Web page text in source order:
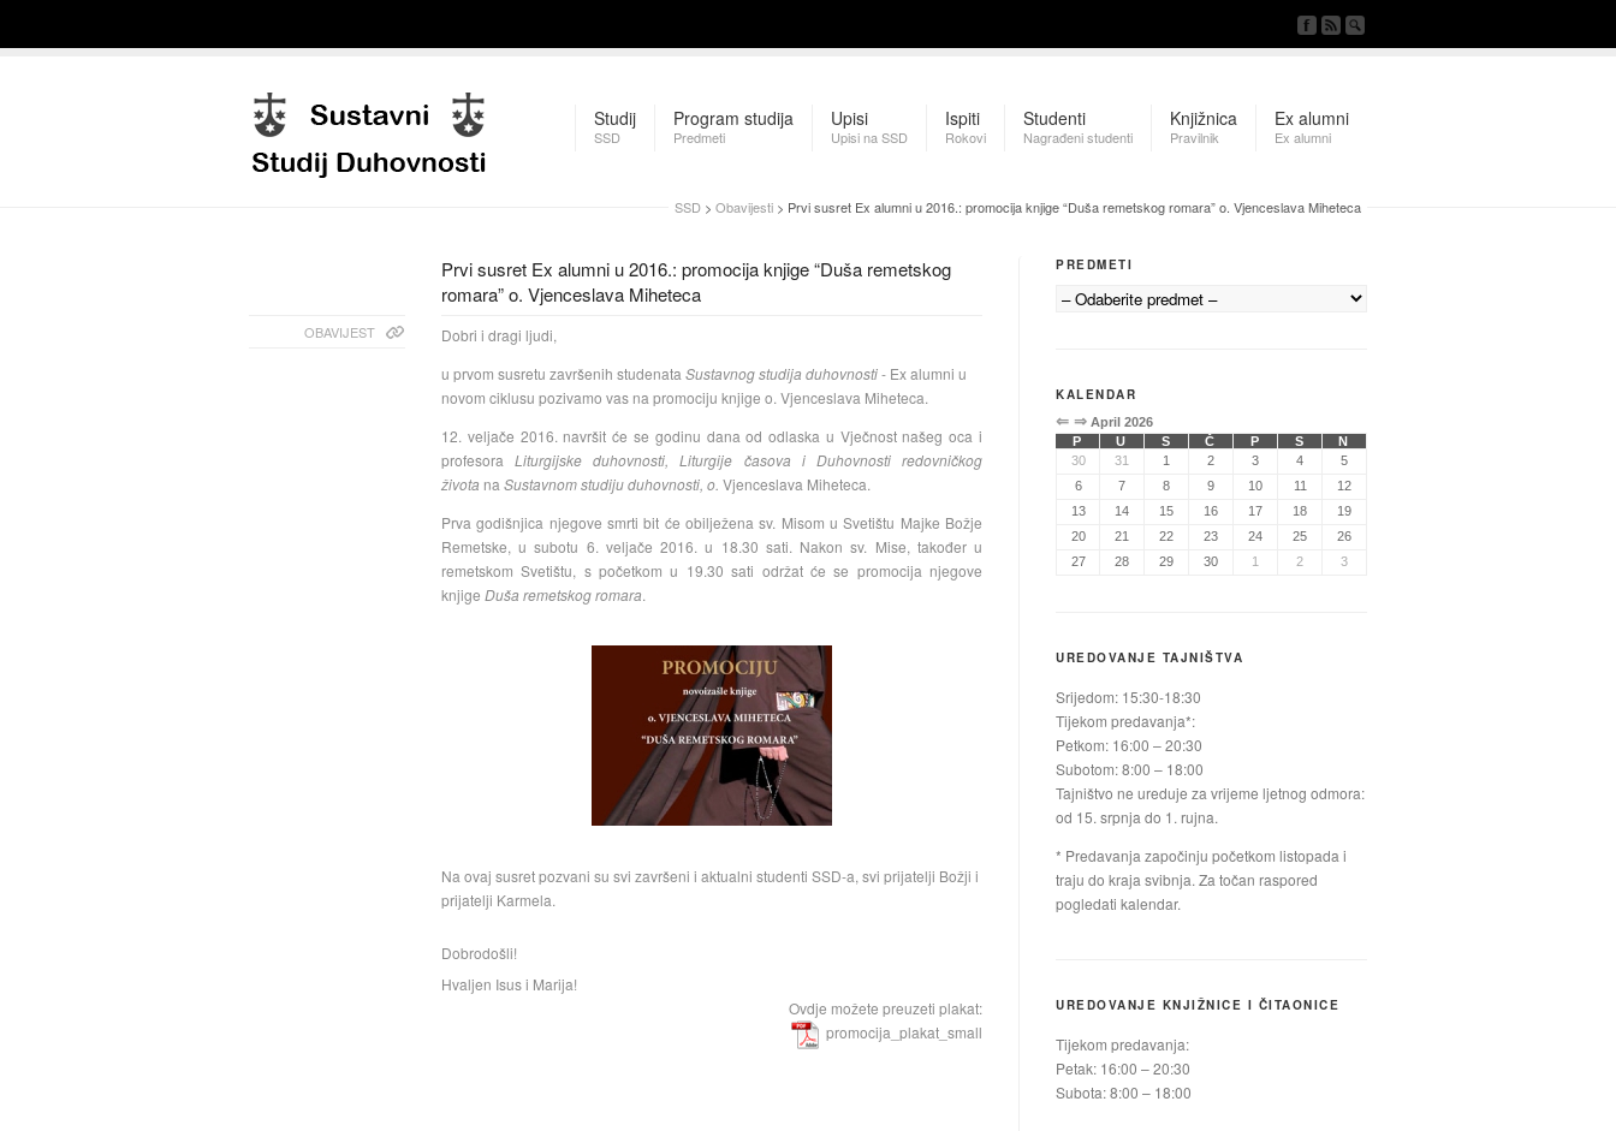
Studij
SSD
Program studija
Predmeti
Upisi
Upisi na SSD
Ispiti
Rokovi
Studenti
Nagrađeni studenti
Knjižnica
Pravilnik
Ex alumni
Ex alumni
SSD > Obavijesti > Prvi susret Ex alumni u 2016.: promocija knjige “Duša remetskog romara” o. Vjenceslava Miheteca
Prvi susret Ex alumni u 2016.: promocija knjige “Duša remetskog
romara” o. Vjenceslava Miheteca
OBAVIJEST
Dobri i dragi ljudi,
u prvom susretu završenih studenata Sustavnog studija duhovnosti- Ex alumni u
novom ciklusu pozivamo vas na promociju knjige o. Vjenceslava Miheteca.
12. veljače 2016. navršit će se godinu dana od odlaska u Vječnost našeg oca i
profesoraLiturgijske duhovnosti, Liturgije časova i Duhovnosti redovničkog
života na Sustavnom studiju duhovnosti, o. Vjenceslava Miheteca.
Prva godišnjica njegove smrti bit će obilježena sv. Misom u Svetištu Majke Božje
Remetske, u subotu 6. veljače 2016. u 18.30 sati. Nakon sv. Mise, također u
remetskom Svetištu, s početkom u 19.30 sati održat će se promocija njegove
knjige Duša remetskog romara.
Na ovaj susret pozvani su svi završeni i aktualni studenti SSD-a, svi prijatelji Božji i
prijatelji Karmela.
Dobrodošli!
Hvaljen Isus i Marija!
Ovdje možete preuzeti plakat:
promocija_plakat_small
PREDMETI
KALENDAR
⇐ ⇒ April 2026
P
U S Č P S
N
30
31 1 2 3 4
5
6
7 8 9 10 11
12
13
14 15 16 17 18
19
20
21 22 23 24 25
26
27
28 29 30 1 2 3
UREDOVANJE TAJNIŠTVA
Srijedom: 15:30-18:30
Tijekom predavanja*:
Petkom: 16:00 – 20:30
Subotom: 8:00 – 18:00
Tajništvo ne ureduje za vrijeme ljetnog odmora:
od 15. srpnja do 1. rujna.
* Predavanja započinju početkom listopada i
traju do kraja svibnja. Za točan raspored
pogledati kalendar.
UREDOVANJE KNJIŽNICE I ČITAONICE
Tijekom predavanja:
Petak: 16:00 – 20:30
Subota: 8:00 – 18:00